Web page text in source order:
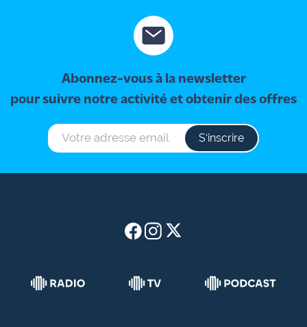
Abonnez-vous à la newsletter
pour suivre notre activité et obtenir des offres
S‘inscrire